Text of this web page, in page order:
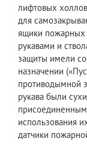
лифтовых
для
ящики пожарных
рукавами и
защиты имели
назначении
противодымной
рукава были
использования
датчики